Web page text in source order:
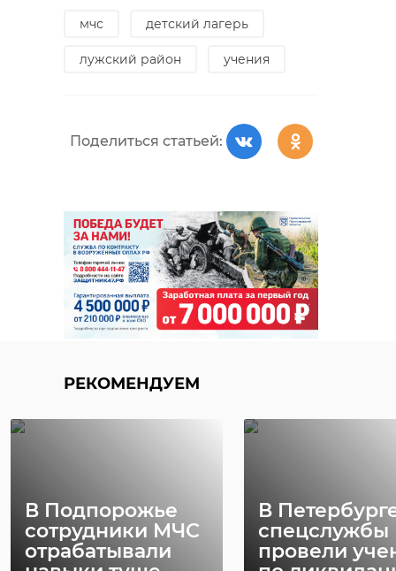
мчс детский лагерь
лужский район учения
Поделиться статьей:
РЕКОМЕНДУЕМ
В Подпорожье
сотрудники МЧС
отрабатывали
В
спецслужбы
провели